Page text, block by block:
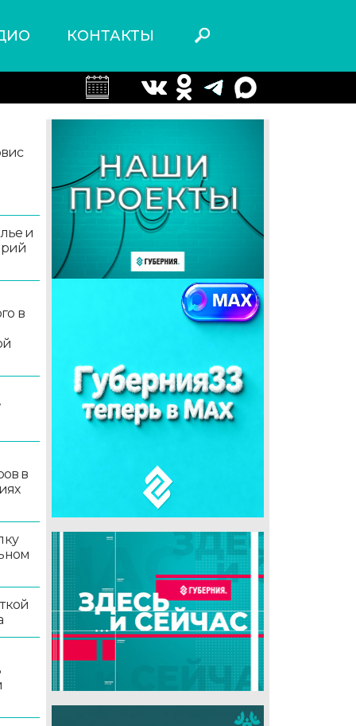
КОНТАКТЫ
и
в
в